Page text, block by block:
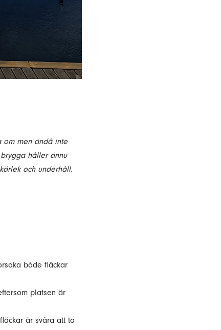
om men ändå inte
håller ännu
och underhåll.
både fläckar
platsen är
är svåra att ta